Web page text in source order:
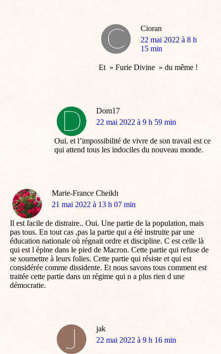
Cioran
dit
:
22 mai 2022 à 8 h
15 min
Et » Furie Divine » du même !
Dom17
dit
22 mai 2022 à 9 h 59 min
Oui, et l’impossibilité de vivre de son travail est ce
qui attend tous les indociles du nouveau monde.
Marie-France Cheikh
dit
21 mai 2022 à 13 h 07 min
Il est facile de distraire.. Oui. Une partie de la population, mais
pas tous. En tout cas ,pas la partie qui a été instruite par une
éducation nationale où régnait ordre et discipline. C est celle là
qui est l épine dans le pied de Macron. Cette partie qui refuse de
se soumettre à leurs folies. Cette partie qui résiste et qui est
considérée comme dissidente. Et nous savons tous comment est
traitée cette partie dans un régime qui n a plus rien d une
démocratie.
jak
dit
22 mai 2022 à 9 h 16 min